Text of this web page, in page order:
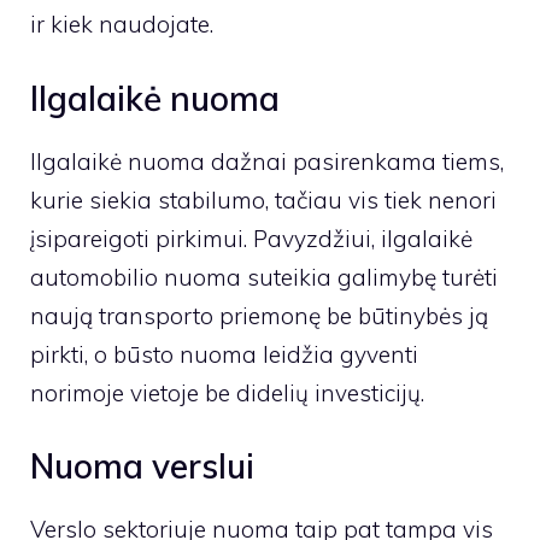
ir kiek naudojate.
Ilgalaikė nuoma
Ilgalaikė nuoma dažnai pasirenkama tiems,
kurie siekia stabilumo, tačiau vis tiek nenori
įsipareigoti pirkimui. Pavyzdžiui, ilgalaikė
automobilio nuoma suteikia galimybę turėti
naują transporto priemonę be būtinybės ją
pirkti, o būsto nuoma leidžia gyventi
norimoje vietoje be didelių investicijų.
Nuoma verslui
Verslo sektoriuje nuoma taip pat tampa vis